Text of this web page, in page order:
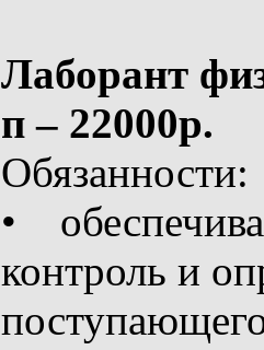
Лаборант
п – 22000р.
Обязанности:
•
контроль и